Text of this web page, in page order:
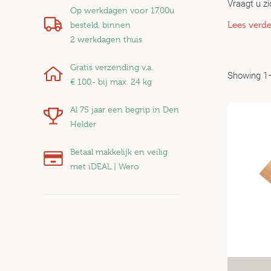
Op werkdagen voor 17.00u
besteld, binnen
2 werkdagen thuis
Gratis verzending v.a.
€ 100,- bij max. 24 kg
Al 75 jaar een begrip in Den
Helder
Betaal makkelijk en veilig
met iDEAL | Wero
Vraagt u
Lees
Ons
Omdat u
ik
alle
Showing